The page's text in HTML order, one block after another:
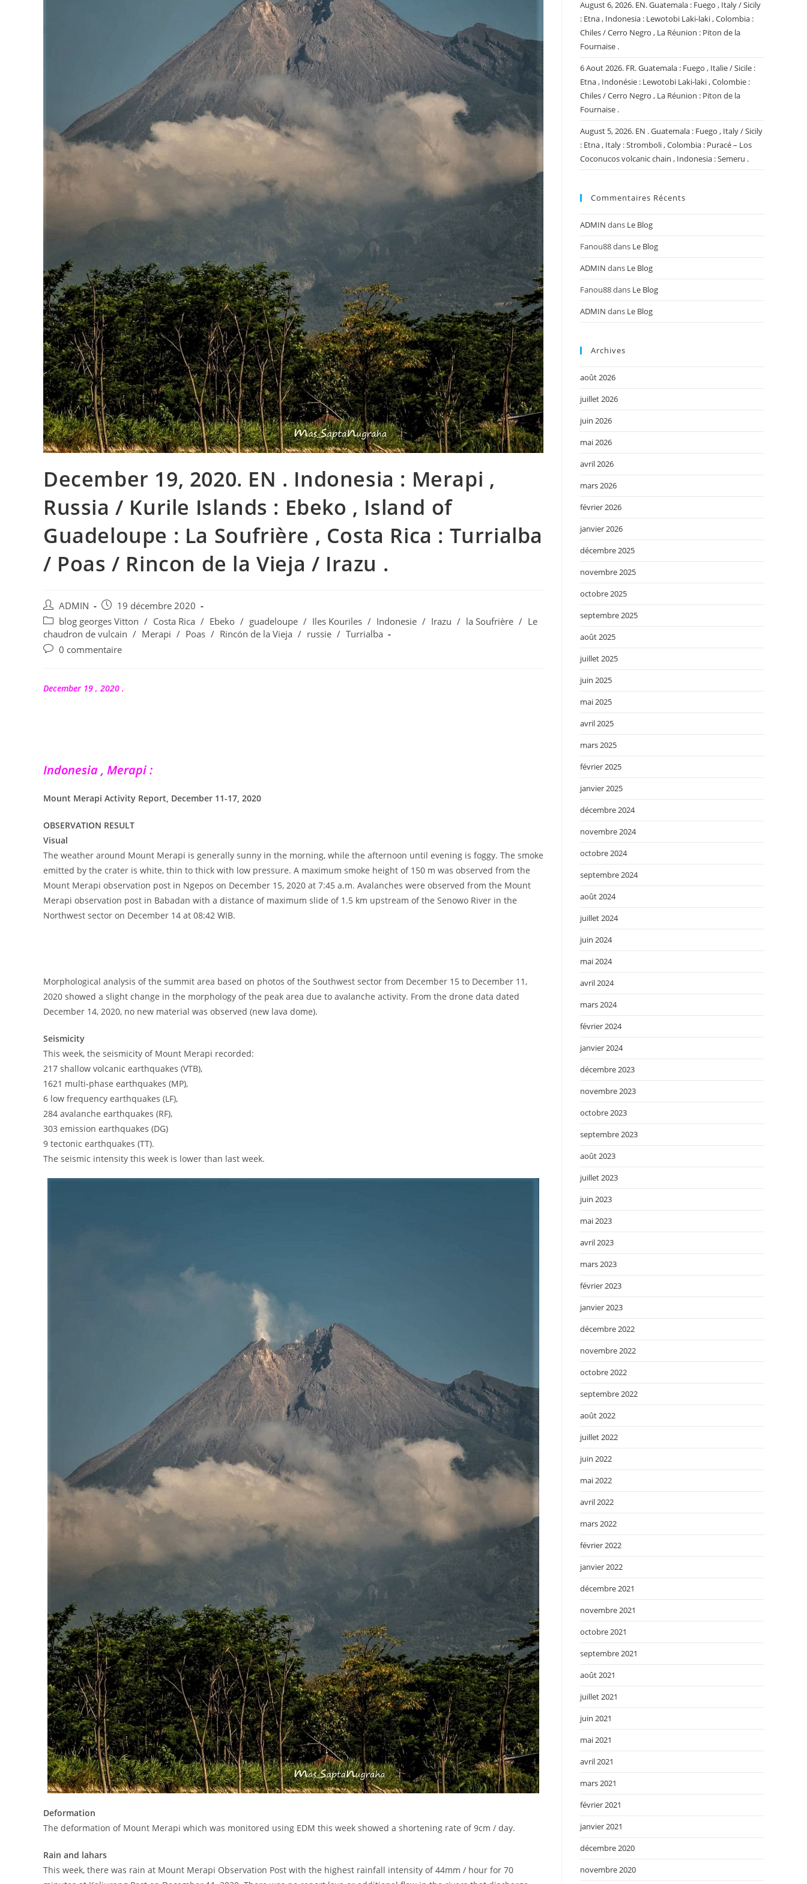
December 19, 2020. EN . Indonesia : Merapi ,
Russia / Kurile Islands : Ebeko , Island of
Guadeloupe : La Soufrière , Costa Rica : Turrialba
/ Poas / Rincon de la Vieja / Irazu .
Auteur/autrice
de
la
publication :
ADMIN
Publication
publiée :
19 décembre 2020
Post
category:
blog georges Vitton / Costa Rica / Ebeko / guadeloupe / Iles Kouriles / Indonesie / Irazu / la Soufrière / Le
chaudron de vulcain / Merapi / Poas / Rincón de la Vieja / russie / Turrialba
Commentaires
publication :
0 commentaire
December 19 , 2020 .
Indonesia , Merapi :
Mount Merapi Activity Report, December 11-17, 2020
OBSERVATION RESULT
Visual
The weather around Mount Merapi is generally sunny in the morning, while the afternoon until evening is foggy. The smoke
emitted by the crater is white, thin to thick with low pressure. A maximum smoke height of 150 m was observed from the
Mount Merapi observation post in Ngepos on December 15, 2020 at 7:45 a.m. Avalanches were observed from the Mount
Merapi observation post in Babadan with a distance of maximum slide of 1.5 km upstream of the Senowo River in the
Northwest sector on December 14 at 08:42 WIB.
Morphological analysis of the summit area based on photos of the Southwest sector from December 15 to December 11,
2020 showed a slight change in the morphology of the peak area due to avalanche activity. From the drone data dated
December 14, 2020, no new material was observed (new lava dome).
Seismicity
This week, the seismicity of Mount Merapi recorded:
217 shallow volcanic earthquakes (VTB),
1621 multi-phase earthquakes (MP),
6 low frequency earthquakes (LF),
284 avalanche earthquakes (RF),
303 emission earthquakes (DG)
9 tectonic earthquakes (TT).
The seismic intensity this week is lower than last week.
Deformation
The deformation of Mount Merapi which was monitored using EDM this week showed a shortening rate of 9cm / day.
Rain and lahars
This week, there was rain at Mount Merapi Observation Post with the highest rainfall intensity of 44mm / hour for 70
August 6, 2026. EN. Guatemala : Fuego , Italy / Sicily
: Etna , Indonesia : Lewotobi Laki-laki , Colombia :
Chiles / Cerro Negro , La Réunion : Piton de la
Fournaise .
6 Aout 2026. FR. Guatemala : Fuego , Italie / Sicile :
Etna , Indonésie : Lewotobi Laki-laki , Colombie :
Chiles / Cerro Negro , La Réunion : Piton de la
Fournaise .
August 5, 2026. EN . Guatemala : Fuego , Italy / Sicily
: Etna , Italy : Stromboli , Colombia : Puracé – Los
Coconucos volcanic chain , Indonesia : Semeru .
Commentaires Récents
ADMIN dans Le Blog
Fanou88dans Le Blog
ADMIN dans Le Blog
Fanou88dans Le Blog
ADMIN dans Le Blog
Archives
août 2026
juillet 2026
juin 2026
mai 2026
avril 2026
mars 2026
février 2026
janvier 2026
décembre 2025
novembre 2025
octobre 2025
septembre 2025
août 2025
juillet 2025
juin 2025
mai 2025
avril 2025
mars 2025
février 2025
janvier 2025
décembre 2024
novembre 2024
octobre 2024
septembre 2024
août 2024
juillet 2024
juin 2024
mai 2024
avril 2024
mars 2024
février 2024
janvier 2024
décembre 2023
novembre 2023
octobre 2023
septembre 2023
août 2023
juillet 2023
juin 2023
mai 2023
avril 2023
mars 2023
février 2023
janvier 2023
décembre 2022
novembre 2022
octobre 2022
septembre 2022
août 2022
juillet 2022
juin 2022
mai 2022
avril 2022
mars 2022
février 2022
janvier 2022
décembre 2021
novembre 2021
octobre 2021
septembre 2021
août 2021
juillet 2021
juin 2021
mai 2021
avril 2021
mars 2021
février 2021
janvier 2021
décembre 2020
novembre 2020